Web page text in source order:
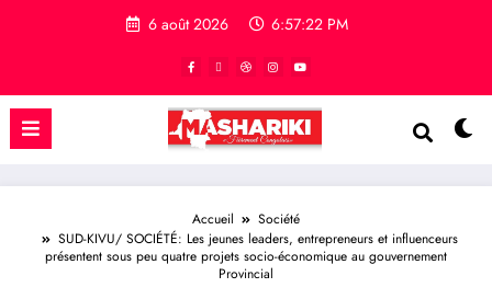
6 août 2026 6:57:23 PM
Accueil
Société
SUD-KIVU/ SOCIÉTÉ: Les jeunes leaders, entrepreneurs et influenceurs
présentent sous peu quatre projets socio-économique au gouvernement
Provincial